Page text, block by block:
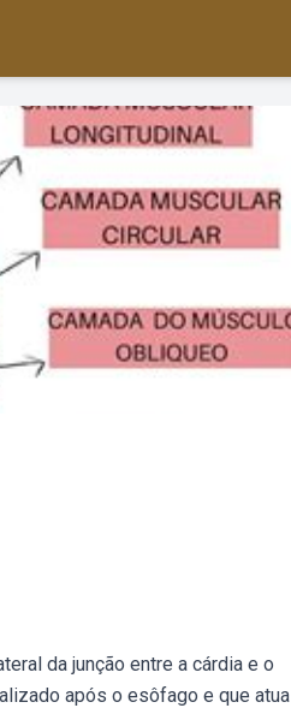
da junção entre a cárdia e o
após o esôfago e que atua